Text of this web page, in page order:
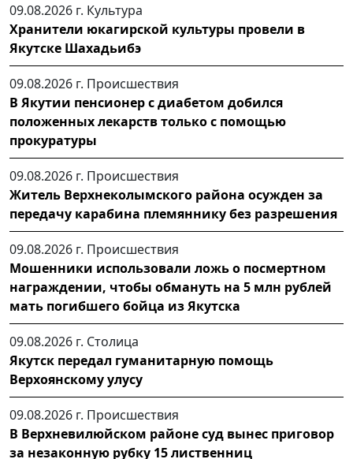
09.08.2026 г. Культура
Хранители юкагирской культуры провели в
Якутске Шахадьибэ
09.08.2026 г. Происшествия
В Якутии пенсионер с диабетом добился
положенных лекарств только с помощью
прокуратуры
09.08.2026 г. Происшествия
Житель Верхнеколымского района осужден за
передачу карабина племяннику без разрешения
09.08.2026 г. Происшествия
Мошенники использовали ложь о посмертном
награждении, чтобы обмануть на 5 млн рублей
мать погибшего бойца из Якутска
09.08.2026 г. Столица
Якутск передал гуманитарную помощь
Верхоянскому улусу
09.08.2026 г. Происшествия
В Верхневилюйском районе суд вынес приговор
за незаконную рубку 15 лиственниц